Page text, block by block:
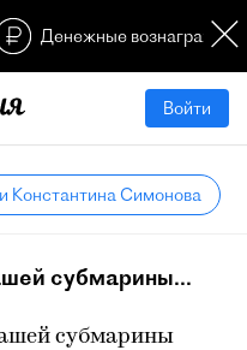
Денежные
Войти
Константина Симонова
субмарины...
субмарины